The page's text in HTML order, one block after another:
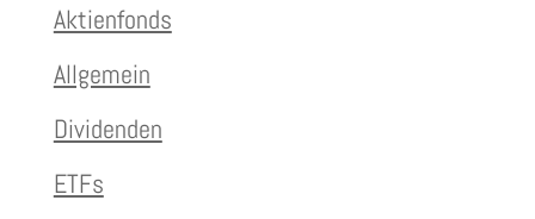
Aktienfonds
Allgemein
Dividenden
ETFs